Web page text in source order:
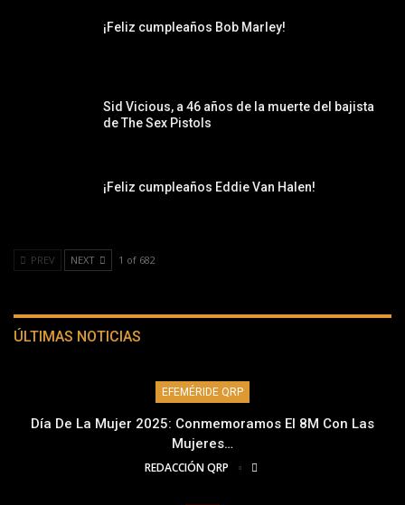
¡Feliz cumpleaños Bob Marley!
Sid Vicious, a 46 años de la muerte del bajista
de The Sex Pistols
¡Feliz cumpleaños Eddie Van Halen!
PREV NEXT 1 of 682
ÚLTIMAS NOTICIAS
EFEMÉRIDE QRP
Día De La Mujer 2025: Conmemoramos El 8M Con Las
Mujeres…
REDACCIÓN QRP